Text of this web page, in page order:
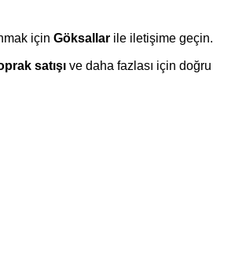
için Göksallar ile iletişime geçin.
satışı ve daha fazlası için doğru